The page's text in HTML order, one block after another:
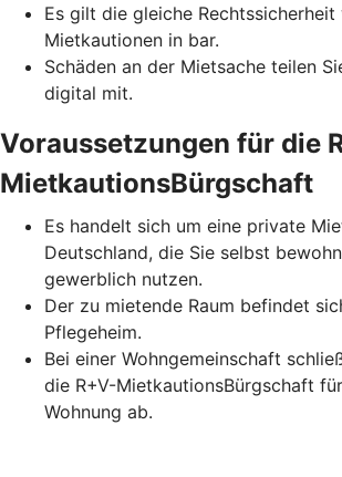
Es gilt die gleiche Rechtssicherheit
Mietkautionen in bar.
Schäden an der Mietsache teilen
digital mit.
Voraussetzungen für die
MietkautionsBürgschaft
Es handelt sich um eine private
Deutschland, die Sie selbst
gewerblich nutzen.
Der zu mietende Raum befindet
Pflegeheim.
Bei einer Wohngemeinschaft
die R+V-MietkautionsBürgschaft
Wohnung ab.